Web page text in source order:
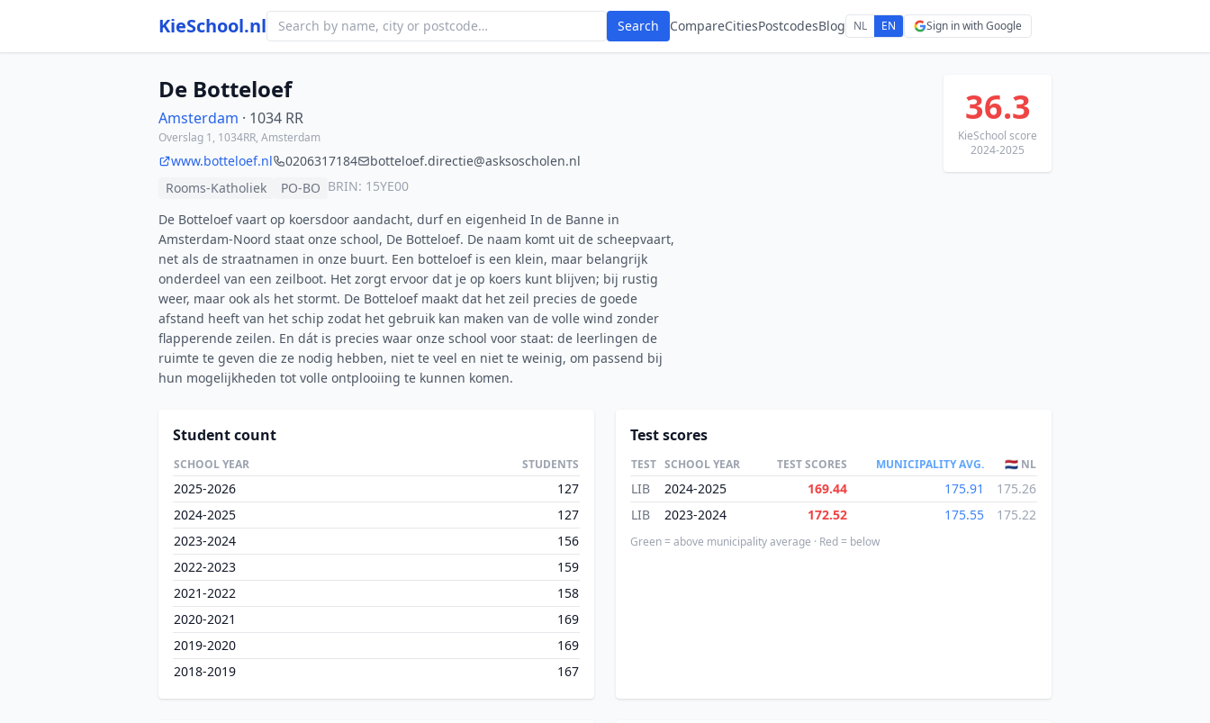
KieSchool.nl Search CompareCitiesPostcodesBlog NL EN Sign in with Google
De Botteloef
Amsterdam · 1034 RR
Overslag 1, 1034RR, Amsterdam
www.botteloef.nl 0206317184
botteloef.directie@asksoscholen.nl
Rooms-Katholiek
PO-BO BRIN: 15YE00
De Botteloef vaart op koersdoor aandacht, durf en eigenheid In de Banne in
Amsterdam-Noord staat onze school, De Botteloef. De naam komt uit de scheepvaart,
net als de straatnamen in onze buurt. Een botteloef is een klein, maar belangrijk
onderdeel van een zeilboot. Het zorgt ervoor dat je op koers kunt blijven; bij rustig
weer, maar ook als het stormt. De Botteloef maakt dat het zeil precies de goede
afstand heeft van het schip zodat het gebruik kan maken van de volle wind zonder
flapperende zeilen. En dát is precies waar onze school voor staat: de leerlingen de
ruimte te geven die ze nodig hebben, niet te veel en niet te weinig, om passend bij
hun mogelijkheden tot volle ontplooiing te kunnen komen.
36.3
KieSchool score
2024-2025
Student count
SCHOOL YEAR STUDENTS
2025-2026
127
2024-2025
127
2023-2024
156
2022-2023
159
2021-2022
158
2020-2021
169
2019-2020
169
2018-2019
167
Test scores
TEST SCHOOL YEAR TEST SCORES MUNICIPALITY AVG. 🇳🇱 NL
LIB 2024-2025 169.44 175.91
175.26
LIB
2023-2024 172.52 175.55 175.22
Green = above municipality average · Red = below